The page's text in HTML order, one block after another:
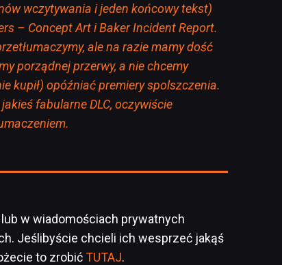
wczytywania i jeden końcowy tekst)
– Concept Art i Baker Incident Report.
ale na razie mamy dość
porządnej przerwy, a nie chcemy
kupił) opóźniać premiery spolszczenia.
fabularne DLC, oczywiście
w wiadomościach prywatnych
Jeślibyście chcieli ich wesprzeć jakąś
to zrobićTUTAJ.